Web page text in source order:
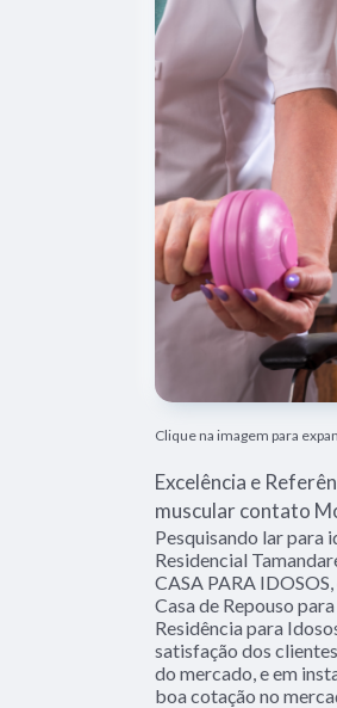
Clique na imagem para
Excelência e
muscular contato
Pesquisando lar para
Residencial
CASA PARA
Casa de Repouso
Residência para
satisfação dos
do mercado, e em
boa cotação no